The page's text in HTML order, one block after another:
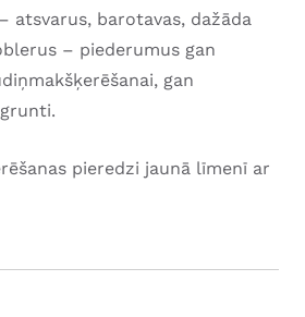
atsvarus, barotavas, dažāda
– piederumus gan
gan
pieredzi jaunā līmenī ar